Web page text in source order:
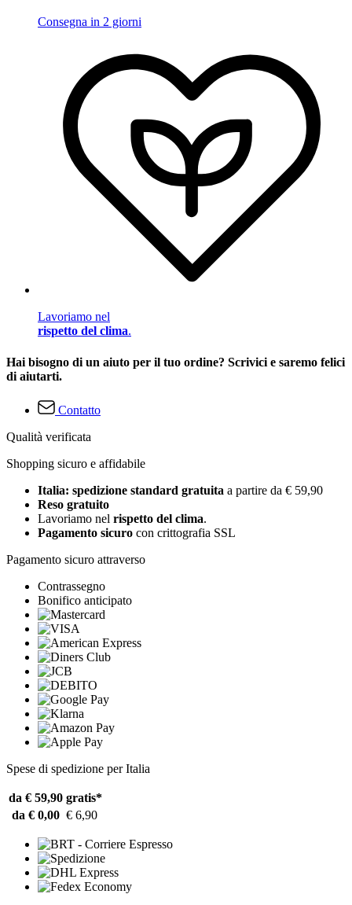
Consegna in 2 giorni
Lavoriamo nel
rispetto del clima.
Hai bisogno di un aiuto per il tuo ordine? Scrivici e saremo felici
di aiutarti.
Contatto
Qualità verificata
Shopping sicuro e affidabile
Italia: spedizione standard gratuita a partire da € 59,90
Reso gratuito
Lavoriamo nel rispetto del clima.
Pagamento sicuro con crittografia SSL
Pagamento sicuro attraverso
Contrassegno
Bonifico anticipato
Spese di spedizione per Italia
da € 59,90 gratis*
da € 0,00 € 6,90